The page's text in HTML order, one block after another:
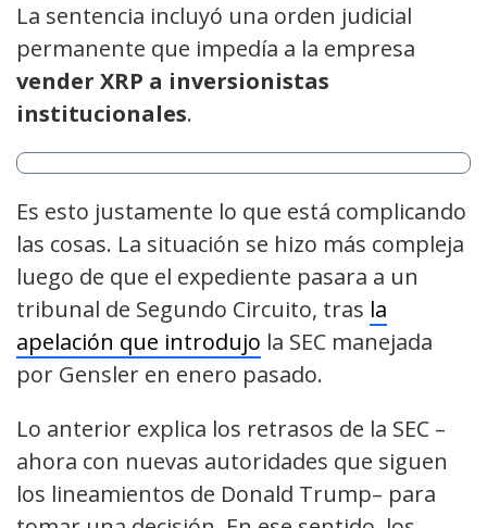
La sentencia incluyó una orden judicial
permanente que impedía a la empresa
vender XRP a inversionistas
institucionales.
Es esto justamente lo que está complicando
las cosas. La situación se hizo más compleja
luego de que el expediente pasara a un
tribunal de Segundo Circuito, tras la
apelación que introdujo la SEC manejada
por Gensler en enero pasado.
Lo anterior explica los retrasos de la SEC –
ahora con nuevas autoridades que siguen
los lineamientos de Donald Trump– para